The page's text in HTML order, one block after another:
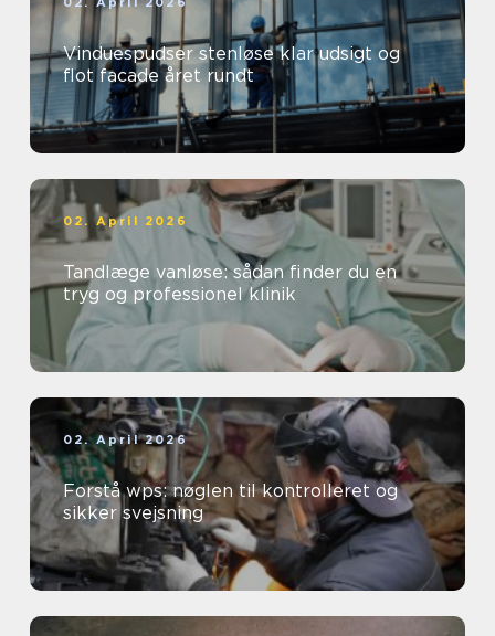
Vinduespudser stenløse klar udsigt og
flot facade året rundt
02. April 2026
Tandlæge vanløse: sådan finder du en
tryg og professionel klinik
02. April 2026
Forstå wps: nøglen til kontrolleret og
sikker svejsning